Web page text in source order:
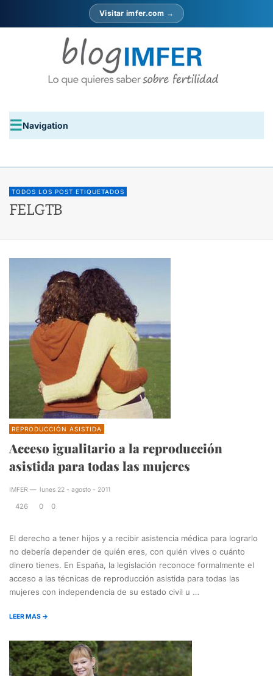
Visitar imfer.com →
Navigation
TODOS LOS POST ETIQUETADOS
FELGTB
REPRODUCCIÓN ASISTIDA
Acceso igualitario a la reproducción
asistida para todas las mujeres
IMFER — lunes 22 - agosto - 2011
426 0 0
El derecho a tener hijos y a recibir asistencia médica para lograrlo
no debería depender de quién eres, con quién vives o cuánto
dinero tienes. En España, la legislación reconoce formalmente el
acceso a las técnicas de reproducción asistida para todas las
mujeres con independencia de su estado civil u …
LEER MAS →